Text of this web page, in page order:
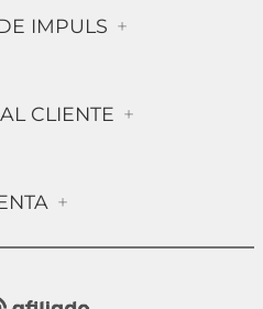
IMPULS +
Segura
CLIENTE +
Devolución
+